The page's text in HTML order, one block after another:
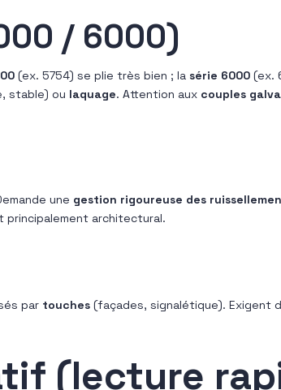
/ 6000)
(ex. 5754) se plie très bien ; la série 6000 (ex.
stable) ou laquage. Attention aux couples
une gestion rigoureuse des
principalement architectural.
par touches (façades, signalétique). Exigent
(lecture